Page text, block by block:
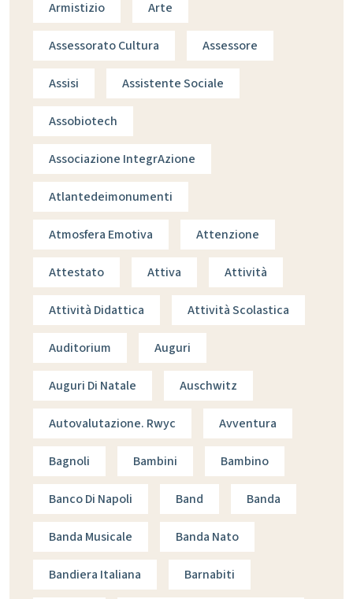
Armistizio Arte
Assessorato Cultura Assessore
Assisi Assistente Sociale
Assobiotech
Associazione IntegrAzione
Atlantedeimonumenti
Atmosfera Emotiva Attenzione
Attestato Attiva Attività
Attività Didattica Attività Scolastica
Auditorium Auguri
Auguri Di Natale Auschwitz
Autovalutazione. Rwyc Avventura
Bagnoli Bambini Bambino
Banco Di Napoli Band Banda
Banda Musicale Banda Nato
Bandiera Italiana Barnabiti